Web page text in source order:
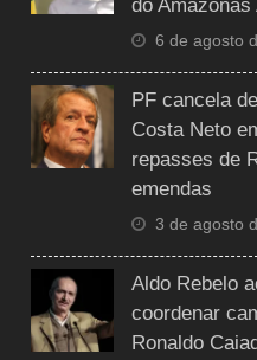
do
6 de agosto
PF cancela
Costa Neto
repasses de
emendas
3 de agosto
Aldo Rebelo
coordenar
Ronaldo